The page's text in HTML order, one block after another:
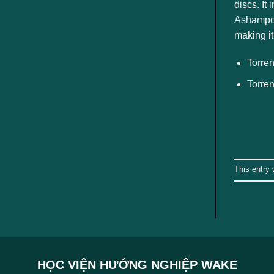
discs. It
making
This entry
HỌC VIỆN HƯỚNG NGHIỆP WAKE